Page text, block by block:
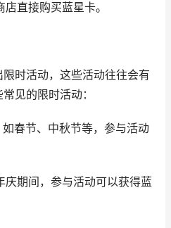
直接购买蓝星卡。
限时活动，这些活动往往会有
见的限时活动：
春节、中秋节等，参与活动
庆期间，参与活动可以获得蓝